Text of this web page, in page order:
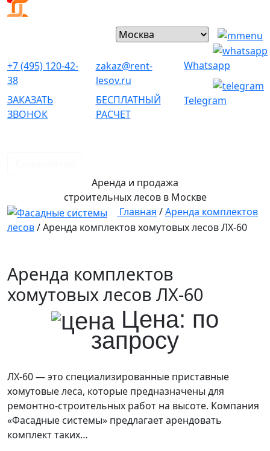
+7 (495) 120-42-
38
ЗАКАЗАТЬ
ЗВОНОК
zakaz@rent-
lesov.ru
БЕСПЛАТНЫЙ
РАСЧЕТ
Whatsapp
Telegram
Аренда и продажа
строительных лесов в Москве
Главная /Аренда комплектов
лесов/Аренда комплектов хомутовых лесов ЛХ-60
Аренда комплектов
хомутовых лесов ЛХ-60
ЛХ-60 — это специализированные приставные
хомутовые леса, которые предназначены для
ремонтно-строительных работ на высоте. Компания
«Фасадные системы» предлагает арендовать
комплект таких…
Цена: по
запросу